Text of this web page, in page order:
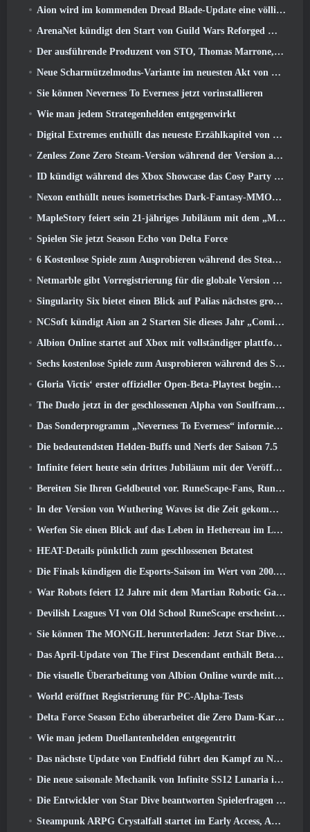
Aion wird im kommenden Dread Blade-Update eine völlig neue Klasse erhalten
ArenaNet kündigt den Start von Guild Wars Reforged Mobile an
Der ausführende Produzent von STO, Thomas Marrone, und der Creative Director von Neverwinter, Randy Mosiondz, diskutieren über die Spiele und die Zukunft von Cryptic
Neue Scharmützelmodus-Variante im neuesten Akt von Valorant eingeführt
Sie können Neverness To Everness jetzt vorinstallieren
Wie man jedem Strategenhelden entgegenwirkt
Digital Extremes enthüllt das neueste Erzählkapitel von Warframe mit neuen Anime-Shorts
Zenless Zone Zero Steam-Version während der Version angekündigt 2.8 Sonderprogramm
ID kündigt während des Xbox Showcase das Cosy Party Platformer-Spiel Totopia an, Startet Beta-Rekrutierung
Nexon enthüllt neues isometrisches Dark-Fantasy-MMORPG, Glut der Ungekrönten
MapleStory feiert sein 21-jähriges Jubiläum mit dem „Maple University Event“
Spielen Sie jetzt Season Echo von Delta Force
6 Kostenlose Spiele zum Ausprobieren während des Steam Medieval Fest
Netmarble gibt Vorregistrierung für die globale Version des Sci-Fi-MMORPG RF Online Next bekannt
Singularity Six bietet einen Blick auf Palias nächstes großes Update The Royal Highlands
NCSoft kündigt Aion an 2 Starten Sie dieses Jahr „Coming West“.
Albion Online startet auf Xbox mit vollständiger plattformübergreifender Wiedergabe
Sechs kostenlose Spiele zum Ausprobieren während des Steam Medieval Fest
Gloria Victis‘ erster offizieller Open-Beta-Playtest beginnt heute
The Duelo jetzt in der geschlossenen Alpha von Soulframe verfügbar
Das Sonderprogramm „Neverness To Everness“ informiert Spieler darüber, was sie bei der Veröffentlichung erwartet
Die bedeutendsten Helden-Buffs und Nerfs der Saison 7.5
Infinite feiert heute sein drittes Jubiläum mit der Veröffentlichung von SS12 Lunaria
Bereiten Sie Ihren Geldbeutel vor. RuneScape-Fans, RuneFest-Tickets stehen kurz vor dem Verkauf
In der Version von Wuthering Waves ist die Zeit gekommen, Aemeath zu retten 3.3 Aktualisieren
Werfen Sie einen Blick auf das Leben in Hethereau im Launch-Gameplay-Vorschauvideo von Neverness To Everness
HEAT-Details pünktlich zum geschlossenen Betatest
Die Finals kündigen die Esports-Saison im Wert von 200.000 US-Dollar an
War Robots feiert 12 Jahre mit dem Martian Robotic Games Event
Devilish Leagues VI von Old School RuneScape erscheint heute
Sie können The MONGIL herunterladen: Jetzt Star Dive-Client
Das April-Update von The First Descendant enthält Beta-Versionen neuer Endgame-Inhalte
Die visuelle Überarbeitung von Albion Online wurde mit dem heutigen Start des Radiant Wilds-Updates eingestellt
World eröffnet Registrierung für PC-Alpha-Tests
Delta Force Season Echo überarbeitet die Zero Dam-Karte und erweitert das Operations-Gameplay
Wie man jedem Duellantenhelden entgegentritt
Das nächste Update von Endfield führt den Kampf zu Nefarith
Die neue saisonale Mechanik von Infinite SS12 Lunaria ist eine der „größten Ergänzungen“ des Spiels
Die Entwickler von Star Dive beantworten Spielerfragen im Überraschungs-Livestream
Steampunk ARPG Crystalfall startet im Early Access, Aber nicht ohne ein paar Macken